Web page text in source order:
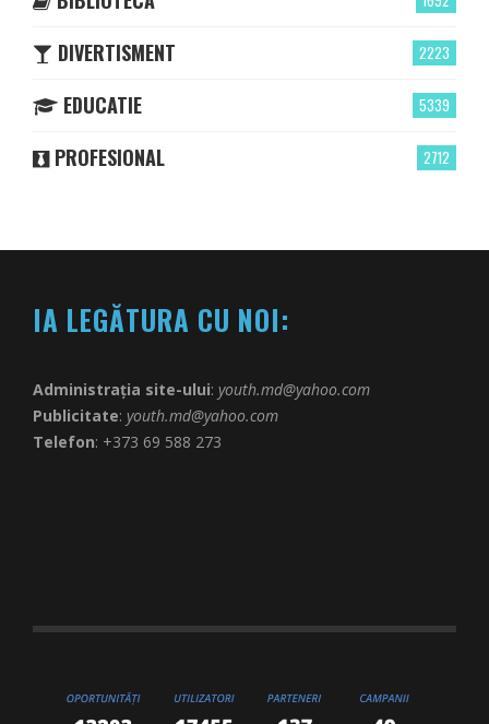
2223
DIVERTISMENT
5339
EDUCATIE
2712
PROFESIONAL
IA LEGĂTURA CU NOI:
Administrația site-ului: youth.md@yahoo.com
Publicitate: youth.md@yahoo.com
Telefon: +373 69 588 273